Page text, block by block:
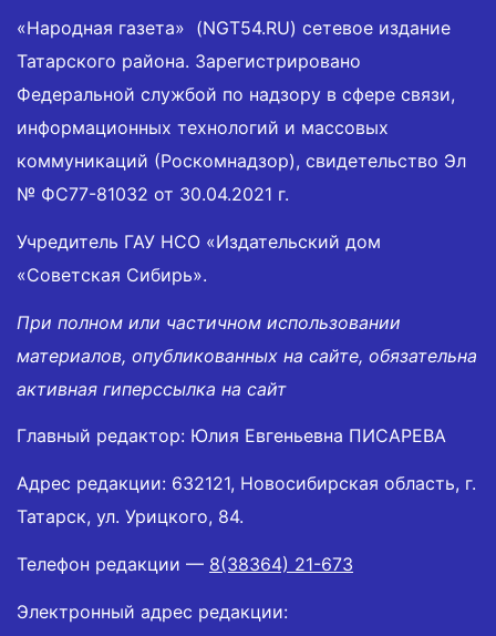
«Народная газета» (NGT54.RU) сетевое издание
Татарского района. Зарегистрировано
Федеральной службой по надзору в сфере связи,
информационных технологий и массовых
коммуникаций (Роскомнадзор), свидетельство Эл
№ ФС77-81032 от 30.04.2021 г.
Учредитель ГАУ НСО «Издательский дом
«Советская Сибирь».
При полном или частичном использовании
материалов, опубликованных на сайте, обязательна
активная гиперссылка на сайт
Главный редактор: Юлия Евгеньевна ПИСАРЕВА
Адрес редакции: 632121, Новосибирская область, г.
Татарск, ул. Урицкого, 84.
Телефон редакции — 8(38364) 21-673
Электронный адрес редакции: